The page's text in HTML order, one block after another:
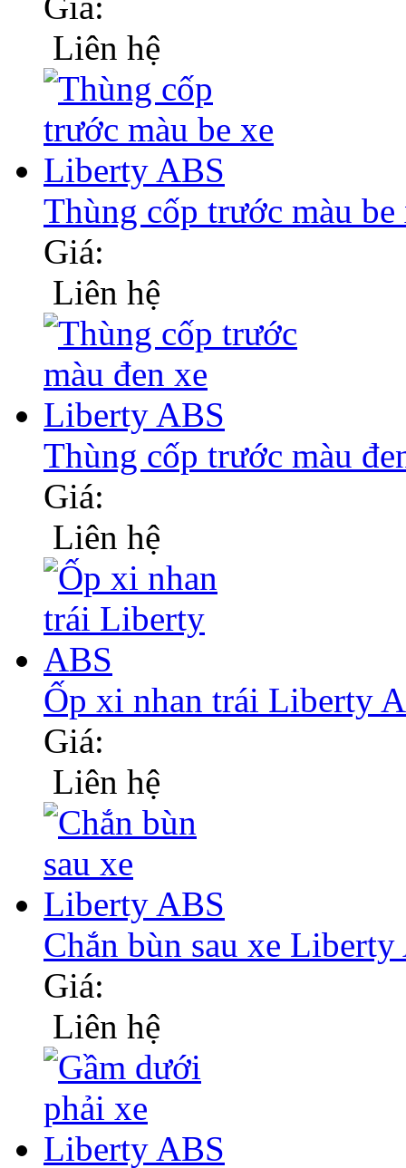
Liên hệ
Thùng cốp trước màu
Giá:
Liên hệ
Thùng cốp trước màu
Giá:
Liên hệ
Ốp xi nhan trái Liberty
Giá:
Liên hệ
Chắn bùn sau xe Liberty
Giá:
Liên hệ